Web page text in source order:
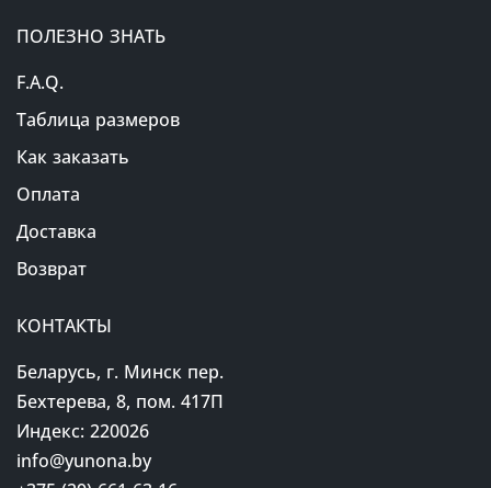
ПОЛЕЗНО ЗНАТЬ
F.A.Q.
Таблица размеров
Как заказать
Оплата
Доставка
Возврат
КОНТАКТЫ
Беларусь, г. Минск пер.
Бехтерева, 8, пом. 417П
Индекс: 220026
info@yunona.by